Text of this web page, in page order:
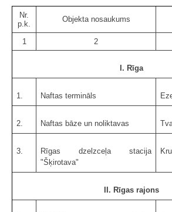
Nr.
p.k.
Objekta nosaukums
1 2
I. Rīga
1. Naftas termināls
2. Naftas bāze un noliktavas
3.
Rīgas dzelzceļa stacija
"Šķirotava"
II. Rīgas rajons